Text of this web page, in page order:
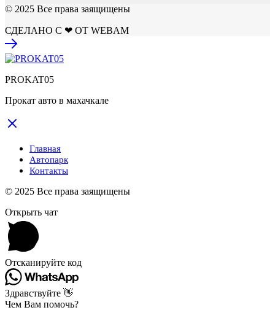
© 2025 Все права заящищены
СДЕЛАНО С ❤ ОТ WEBAM
PROKAT05
Прокат авто в махачкале
Главная
Автопарк
Контакты
© 2025 Все права заящищены
Открыть чат
Отсканируйте код
Здравствуйте 👋
Чем Вам помочь?